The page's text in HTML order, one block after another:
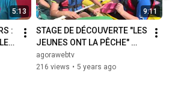
5:13
:
9:11
STAGE DE DÉCOUVERTE "LES
JEUNES ONT LA PÊCHE"
AVEC L'ASL CANOÉ KAYAK DE
SAINT-LAURENT-BLANGY
agorawebtv
216 views • 5 years ago